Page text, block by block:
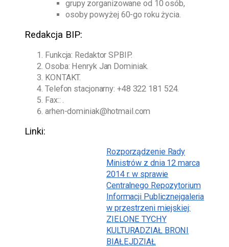
grupy zorganizowane od 10 osób,
osoby powyżej 60-go roku życia.
Redakcja BIP:
Funkcja: Redaktor SPBIP.
Osoba: Henryk Jan Dominiak.
KONTAKT.
Telefon stacjonarny: +48 322 181 524.
Fax:: .
arhen-dominiak@hotmail.com
Linki:
Rozporządzenie Rady
Ministrów z dnia 12 marca
2014 r. w sprawie
Centralnego Repozytorium
Informacji Publicznejgaleria
w przestrzeni miejskiej:
ZIELONE TYCHY
KULTURADZIAŁ BRONI
BIAŁEJDZIAŁ